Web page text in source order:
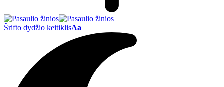
Šrifto dydžio keitiklisAa